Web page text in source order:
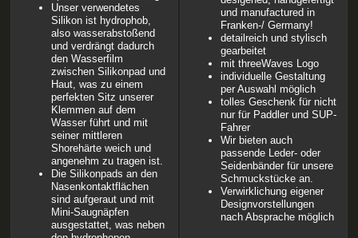
Unser verwendetes
Silikon ist hydrophob,
also wasserabstoßend
und verdrängt dadurch
den Wasserfilm
zwischen Silikonpad und
Haut, was zu einem
perfekten Sitz unserer
Klemmen auf dem
Wasser führt und mit
seiner mittleren
Shorehärte weich und
angenehm zu tragen ist.
Die Silikonpads an den
Nasenkontaktflächen
sind aufgeraut und mit
Mini-Saugnäpfen
ausgestattet, was neben
und manufactured in
Franken-/ Germany!
detailreich und stylisch
gearbeitet
mit threeWaves Logo
individuelle Gestaltung
per Auswahl möglich
tolles Geschenk für nicht
nur für Paddler und SUP-
Fahrer
Wir bieten auch
passende Leder- oder
Seidenbänder für unsere
Schmuckstücke an.
Verwirklichung eigener
Designvorstellungen
nach Absprache möglich